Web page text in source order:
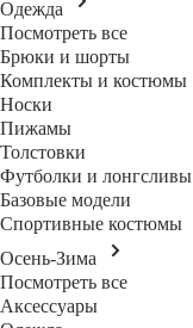
Одежда
Посмотреть все
Брюки и шорты
Комплекты и костюмы
Носки
Пижамы
Толстовки
Футболки и лонгсливы
Базовые модели
Спортивные костюмы
Осень-Зима
Посмотреть все
Аксессуары